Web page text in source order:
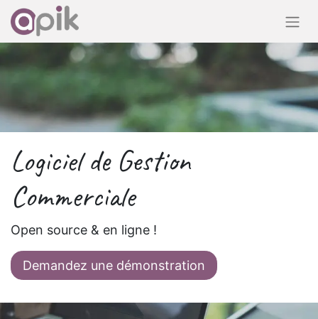
Logiciel de Gestion
Commerciale
Open source & en ligne !
Demandez une démonstration